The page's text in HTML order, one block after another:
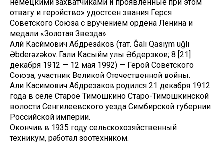
немецкими захватчиками и проявленные при этом
отвагу и геройство» удостоен звания Героя
Советского Союза с вручением ордена Ленина и
медали «Золотая Звезда»
Али́ Каси́мович Абдреза́ков (тат. Ğali Qasıym uğlı
Əbderəzəkov, Гали Касыйм улы Әбдерәзәков; 8 [21]
декабря 1912 — 12 мая 1992) — Герой Советского
Союза, участник Великой Отечественной войны.
Али Касимович Абдрезаков родился 21 декабря 1912
года в селе Старое Тимошкино Старо-Тимошкинской
волости Сенгилеевского уезда Симбирской губернии
Российской империи.
Окончив в 1935 году сельскохозяйственный
техникум, работал зоотехником.